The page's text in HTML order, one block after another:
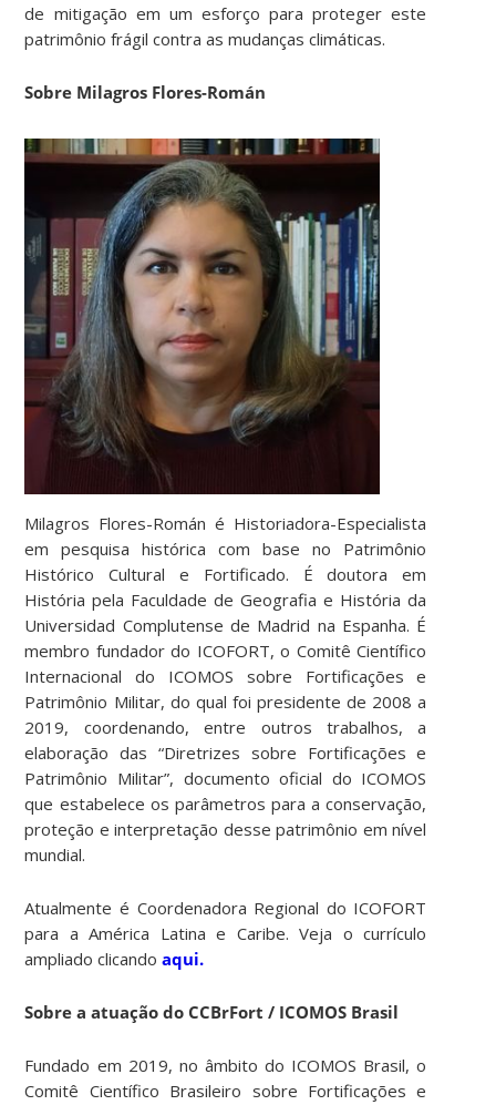
de mitigação em um esforço para proteger este
patrimônio frágil contra as mudanças climáticas.
Sobre Milagros Flores-Román
Milagros Flores-Román é Historiadora-Especialista
em pesquisa histórica com base no Patrimônio
Histórico Cultural e Fortificado. É doutora em
História pela Faculdade de Geografia e História da
Universidad Complutense de Madrid na Espanha. É
membro fundador do ICOFORT, o Comitê Científico
Internacional do ICOMOS sobre Fortificações e
Patrimônio Militar, do qual foi presidente de 2008 a
2019, coordenando, entre outros trabalhos, a
elaboração das “Diretrizes sobre Fortificações e
Patrimônio Militar”, documento oficial do ICOMOS
que estabelece os parâmetros para a conservação,
proteção e interpretação desse patrimônio em nível
mundial.
Atualmente é Coordenadora Regional do ICOFORT
para a América Latina e Caribe. Veja o currículo
ampliado clicandoaqui.
Sobre a atuação do CCBrFort / ICOMOS Brasil
Fundado em 2019, no âmbito do ICOMOS Brasil, o
Comitê Científico Brasileiro sobre Fortificações e